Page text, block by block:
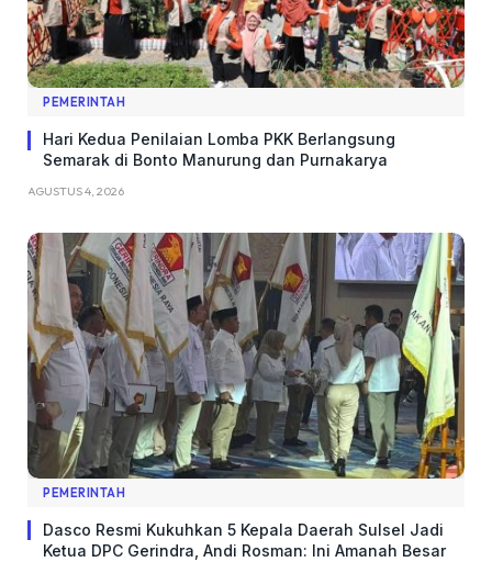
PEMERINTAH
Hari Kedua Penilaian Lomba PKK Berlangsung
Semarak di Bonto Manurung dan Purnakarya
AGUSTUS 4, 2026
PEMERINTAH
Dasco Resmi Kukuhkan 5 Kepala Daerah Sulsel Jadi
Ketua DPC Gerindra, Andi Rosman: Ini Amanah Besar